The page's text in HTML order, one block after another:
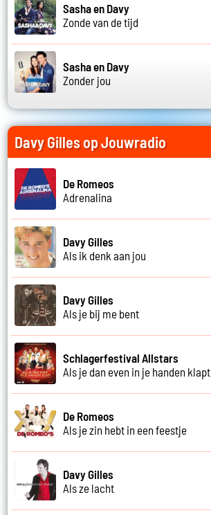
Sasha en Davy
Zonde van de tijd
Sasha en Davy
Zonder jou
Davy Gilles op Jouwradio
De Romeos
Adrenalina
Davy Gilles
Als ik denk aan jou
Davy Gilles
Als je bij me bent
Schlagerfestival Allstars
Als je dan even in je handen klapt
De Romeos
Als je zin hebt in een feestje
Davy Gilles
Als ze lacht